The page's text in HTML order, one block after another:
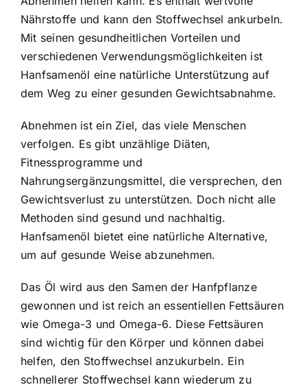
Nährstoffe und kann den Stoffwechsel ankurbeln.
Mit seinen gesundheitlichen Vorteilen und
verschiedenen Verwendungsmöglichkeiten ist
Hanfsamenöl eine natürliche Unterstützung auf
dem Weg zu einer gesunden Gewichtsabnahme.
Abnehmen ist ein Ziel, das viele Menschen
verfolgen. Es gibt unzählige Diäten,
Fitnessprogramme und
Nahrungsergänzungsmittel, die versprechen, den
Gewichtsverlust zu unterstützen. Doch nicht alle
Methoden sind gesund und nachhaltig.
Hanfsamenöl bietet eine natürliche Alternative,
um auf gesunde Weise abzunehmen.
Das Öl wird aus den Samen der Hanfpflanze
gewonnen und ist reich an essentiellen Fettsäuren
wie Omega-3 und Omega-6. Diese Fettsäuren
sind wichtig für den Körper und können dabei
helfen, den Stoffwechsel anzukurbeln. Ein
schnellerer Stoffwechsel kann wiederum zu